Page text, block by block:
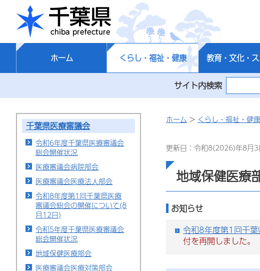
千葉県
ホーム くらし・福祉・健康 教育・文化・
サイト内検索
千葉県医療審議会
令和6年度千葉県医療審議会
総会開催状況
医療審議会病院部会
医療審議会医療法人部会
令和8年度第1回千葉県医療
審議会総会の開催について(8
月12日)
令和5年度千葉県医療審議会
総会開催状況
地域保健医療部会
医療審議会医療対策部会
ホーム > くらし・福祉・健康
更新日：令和8(2026)年8月3
地域保健医療
お知らせ
令和8年度第1回千
付を再開しました。